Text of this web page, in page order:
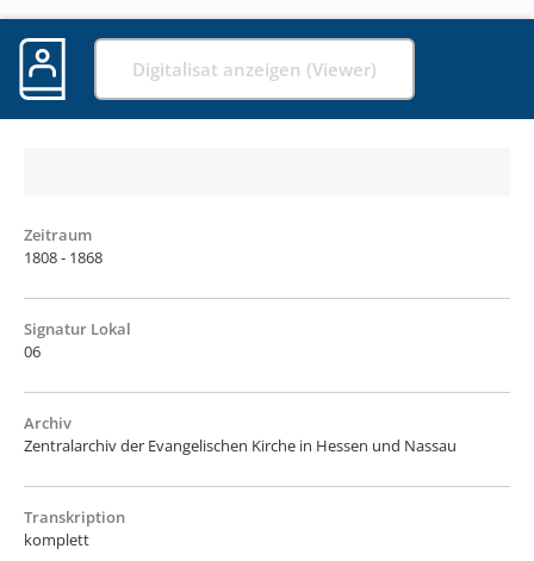
Digitalisat anzeigen (Viewer)
Zeitraum
1808 - 1868
Signatur Lokal
06
Archiv
Zentralarchiv der Evangelischen Kirche in Hessen und Nassau
Transkription
komplett